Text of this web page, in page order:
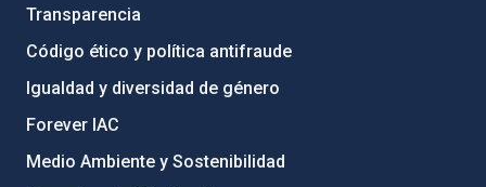
Transparencia
Código ético y política antifraude
Igualdad y diversidad de género
Forever IAC
Medio Ambiente y Sostenibilidad